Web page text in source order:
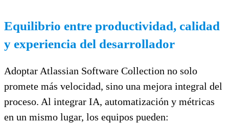
Equilibrio entre productividad, calidad
y experiencia del desarrollador
Adoptar Atlassian Software Collection no solo
promete más velocidad, sino una mejora integral del
proceso. Al integrar IA, automatización y métricas
en un mismo lugar, los equipos pueden: